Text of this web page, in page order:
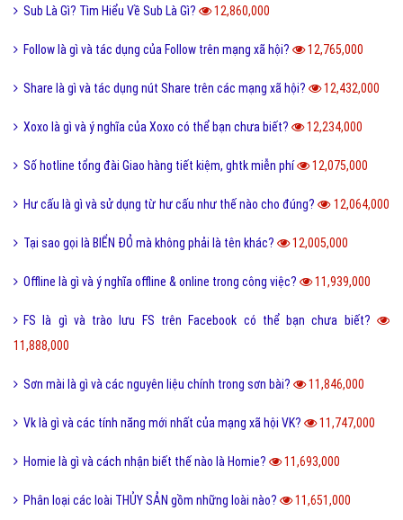
Sub Là Gì? Tìm Hiểu Về Sub Là Gì? 12,860,000
Follow là gì và tác dụng của Follow trên mạng xã hội? 12,765,000
Share là gì và tác dụng nút Share trên các mạng xã hội? 12,432,000
Xoxo là gì và ý nghĩa của Xoxo có thể bạn chưa biết? 12,234,000
Số hotline tổng đài Giao hàng tiết kiệm, ghtk miễn phí 12,075,000
Hư cấu là gì và sử dụng từ hư cấu như thế nào cho đúng? 12,064,000
Tại sao gọi là BIỂN ĐỎ mà không phải là tên khác? 12,005,000
Offline là gì và ý nghĩa offline & online trong công việc? 11,939,000
FS là gì và trào lưu FS trên Facebook có thể bạn chưa biết?
11,888,000
Sơn mài là gì và các nguyên liệu chính trong sơn bài? 11,846,000
Vk là gì và các tính năng mới nhất của mạng xã hội VK? 11,747,000
Homie là gì và cách nhận biết thế nào là Homie? 11,693,000
Phân loại các loài THỦY SẢN gồm những loài nào? 11,651,000